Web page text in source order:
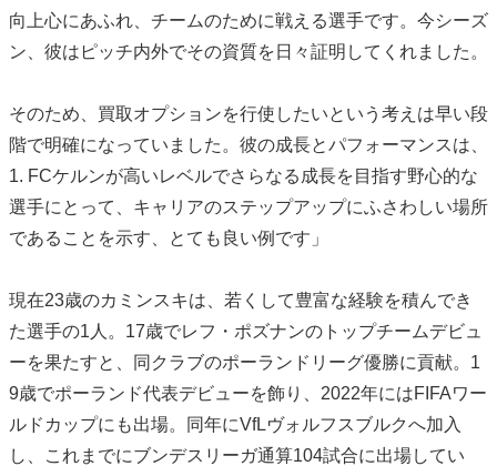
向上心にあふれ、チームのために戦える選手です。今シーズ
ン、彼はピッチ内外でその資質を日々証明してくれました。
そのため、買取オプションを行使したいという考えは早い段
階で明確になっていました。彼の成長とパフォーマンスは、
1. FCケルンが高いレベルでさらなる成長を目指す野心的な
選手にとって、キャリアのステップアップにふさわしい場所
であることを示す、とても良い例です」
現在23歳のカミンスキは、若くして豊富な経験を積んでき
た選手の1人。17歳でレフ・ポズナンのトップチームデビュ
ーを果たすと、同クラブのポーランドリーグ優勝に貢献。1
9歳でポーランド代表デビューを飾り、2022年にはFIFAワー
ルドカップにも出場。同年にVfLヴォルフスブルクへ加入
し、これまでにブンデスリーガ通算104試合に出場してい